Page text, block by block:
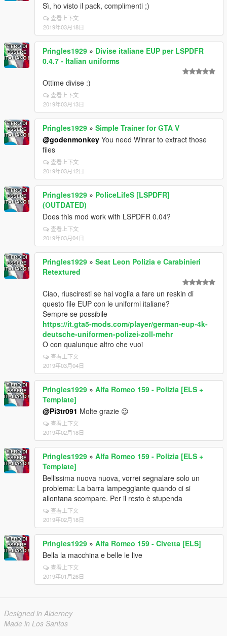
Sì, ho visto il pack, complimenti ;)
查看上下文
2019年03月18日
Pringles1929 » Divise italiane EUP per LSPDFR
0.4.7 - Italian uniforms
Ottime divise :)
查看上下文
2019年03月13日
Pringles1929 » Simple Trainer for GTA V
@godenmonkey You need Winrar to extract those
files
查看上下文
2019年03月12日
Pringles1929 » PoliceLifeS [LSPDFR]
(OUTDATED)
Does this mod work with LSPDFR 0.04?
查看上下文
2019年03月04日
Pringles1929 » Seat Leon Polizia e Carabinieri
Retextured
Ciao, riusciresti se hai voglia a fare un reskin di
questo file EUP con le uniformi italiane?
Sempre se possibile
https://it.gta5-mods.com/player/german-eup-4k-
deutsche-uniformen-polizei-zoll-mehr
O con qualunque altro che vuoi
查看上下文
2019年03月04日
Pringles1929 » Alfa Romeo 159 - Polizia [ELS +
Template]
@Pi3tr091 Molte grazie 😉
查看上下文
2019年02月18日
Pringles1929 » Alfa Romeo 159 - Polizia [ELS +
Template]
Bellissima nuova nuova, vorrei segnalare solo un
problema: La barra lampeggiante quando ci si
allontana scompare. Per il resto è stupenda
查看上下文
2019年02月18日
Pringles1929 » Alfa Romeo 159 - Civetta [ELS]
Bella la macchina e belle le live
查看上下文
2019年01月26日
Designed in Alderney
Made in Los Santos